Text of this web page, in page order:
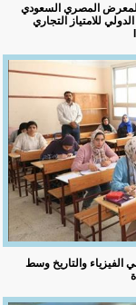
المصري السعودي
الدولي للامتياز التجاري FRANEX 2026 بتنظيم Franchise
الفيزياء والتاريخ وسط